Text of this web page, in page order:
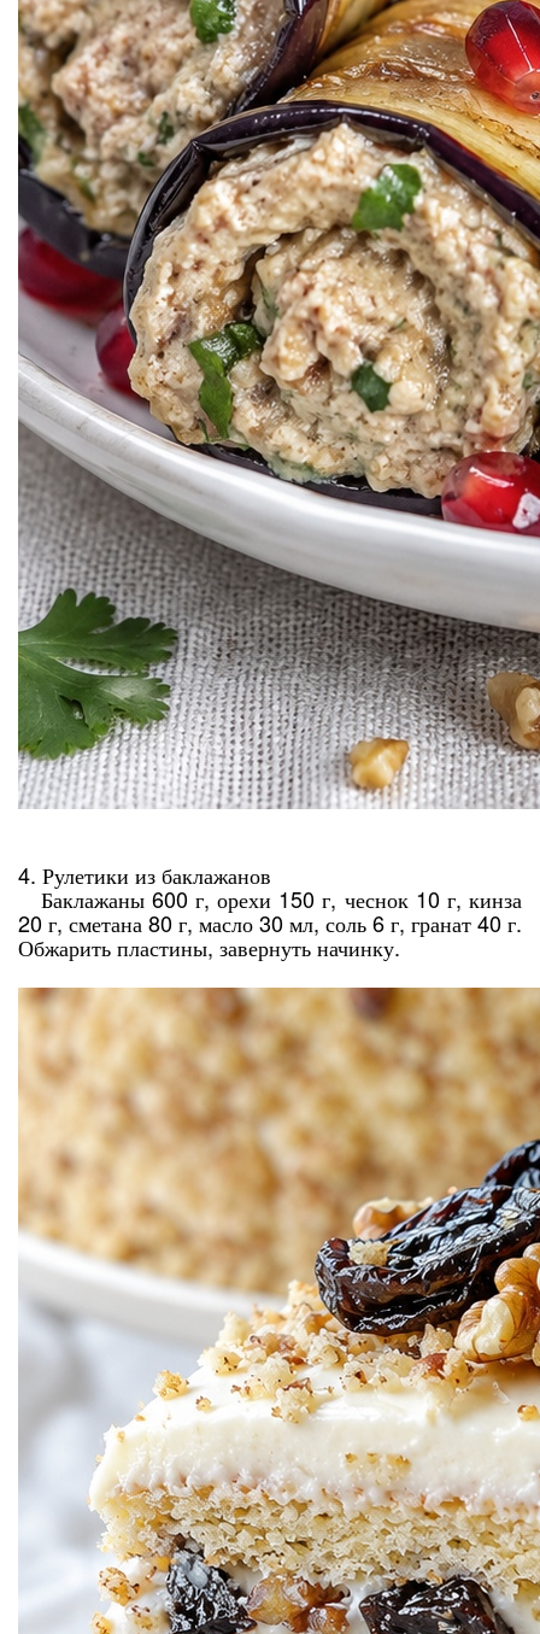
4. Рулетики из баклажанов
Баклажаны 600 г, орехи 150 г, чеснок 10 г, кинза
20 г, сметана 80 г, масло 30 мл, соль 6 г, гранат 40 г.
Обжарить пластины, завернуть начинку.